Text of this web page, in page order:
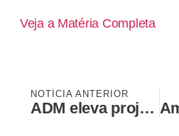
Veja a Matéria Completa
NOTÍCIA ANTERIOR
ADM eleva projeção para 2026 após alta de 75% no lucro operacional